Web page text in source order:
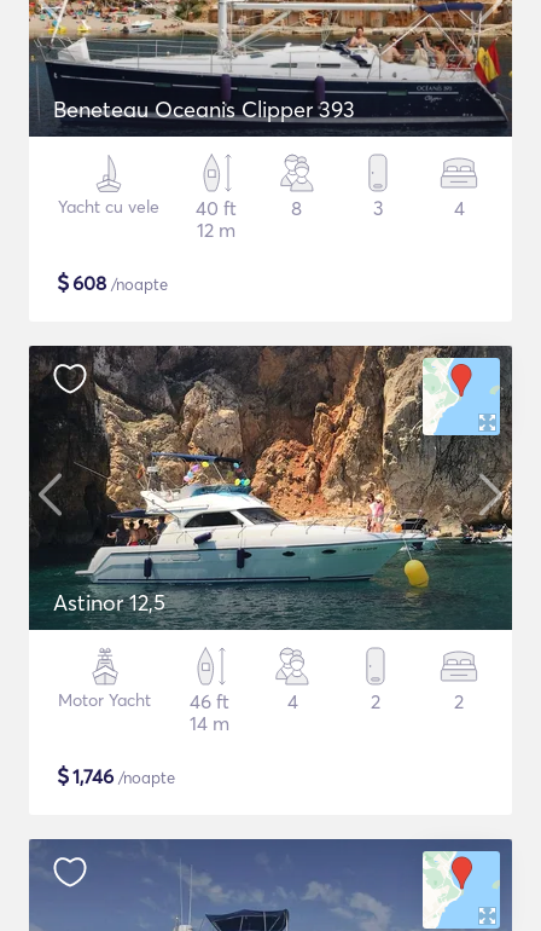
Beneteau Oceanis Clipper 393
Yacht cu vele
40 ft
12 m
8 3 4
$608 /noapte
Astinor 12,5
Motor Yacht
46 ft
14 m
4 2 2
$1,746 /noapte